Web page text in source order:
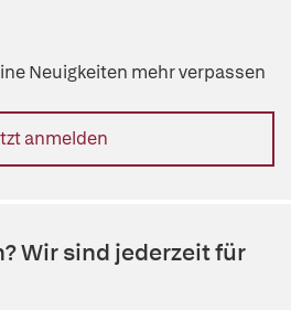
Neuigkeiten mehr verpassen
anmelden
Wir sind jederzeit für